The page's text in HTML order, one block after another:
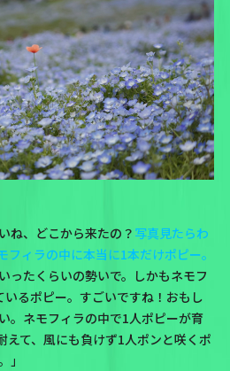
ね、どこから来たの？ 写真見たらわ
フィラの中に本当に1本だけポピー。
ったくらいの勢いで。しかもネモフ
るポピー。すごいですね！おもし
。ネモフィラの中で1人ポピーが育
えて、風にも負けず1人ポンと咲くポ
」